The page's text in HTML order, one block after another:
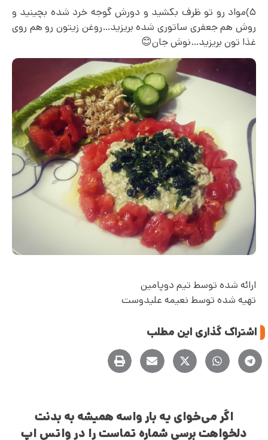
۵)مواد رو تو ظرف بکشید و دورش گوجه خرد شده بچینید و
روش هم جعفری ساتوری شده بریزید…روغن زیتون رو هم روی
غذا تون بریزید…نوش جان😊
ارائه شده توسط تیم دوپامین
تهیه شده توسط نعیمه علیدوست
اشتراک گذاری این مطلب
اگر می‌خوای یه بار واسه همیشه به بدنت
دلخواهت برسی شماره تماست را در واتس اپ